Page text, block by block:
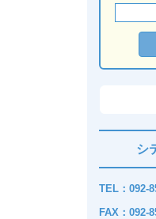
シ
TEL：092-
FAX：092-